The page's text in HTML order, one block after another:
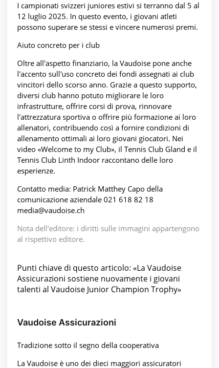
I campionati svizzeri juniores estivi si terranno dal 5 al
12 luglio 2025. In questo evento, i giovani atleti
possono superare se stessi e vincere numerosi premi.
Aiuto concreto per i club
Oltre all'aspetto finanziario, la Vaudoise pone anche
l'accento sull'uso concreto dei fondi assegnati ai club
vincitori dello scorso anno. Grazie a questo supporto,
diversi club hanno potuto migliorare le loro
infrastrutture, offrire corsi di prova, rinnovare
l'attrezzatura sportiva o offrire più formazione ai loro
allenatori, contribuendo così a fornire condizioni di
allenamento ottimali ai loro giovani giocatori. Nei
video «Welcome to my Club», il Tennis Club Gland e il
Tennis Club Linth Indoor raccontano delle loro
esperienze.
Contatto media: Patrick Matthey Capo della
comunicazione aziendale 021 618 82 18
media@vaudoise.ch
Nota dell'editore: i diritti sulle immagini appartengono
al rispettivo editore.
Punti chiave di questo articolo: «La Vaudoise
Assicurazioni sostiene nuovamente i giovani
talenti al Vaudoise Junior Champion Trophy»
Vaudoise Assicurazioni
Tradizione sotto il segno della cooperativa
La Vaudoise è uno dei dieci maggiori assicuratori